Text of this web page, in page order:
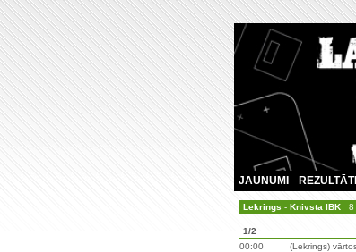
JAUNUMI REZULTĀTI
Lekrings - Knivsta IBK8 -
1/2
00:00
(Lekrings)